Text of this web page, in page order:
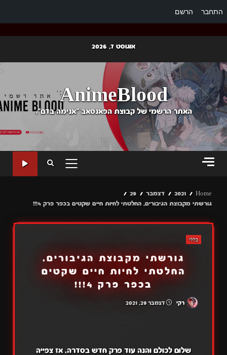
התחבר הרשם
content
אוגוסט 7, 2026
AnimeBlood
האתר הרשמי של קבוצת הפאנסאב "אנימה בדם".
PRIMARY
Home
2021 דצמבר
29
גורשתי מקבוצת הגיבורים, החלטתי לחיות חיים שקטים בכפר פרק 4!!!
כללי
גורשתי מקבוצת הגיבורים,
החלטתי לחיות חיים שקטים
בכפר פרק 4!!!
רקי דצמבר 29, 2021
שלום לכולם והנה עוד פרק חדש בסדרה, אז צפייה